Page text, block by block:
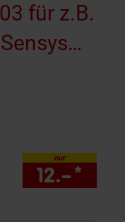
für z.B.
nur
12.–*